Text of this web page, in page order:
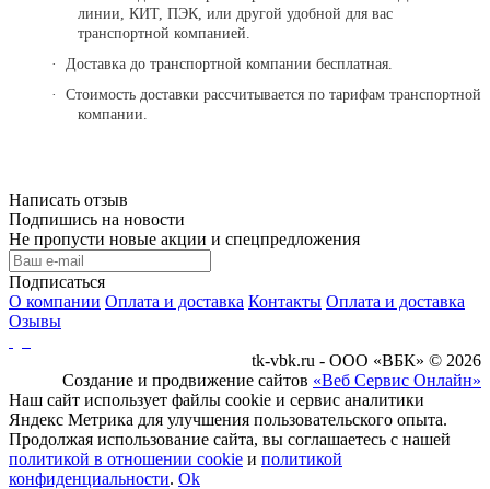
линии, КИТ, ПЭК, или другой удобной для вас
транспортной компанией.
·
Доставка до транспортной компании бесплатная.
·
Стоимость доставки рассчитывается по тарифам транспортной
компании.
Написать отзыв
Подпишись на новости
Не пропусти новые акции и спецпредложения
Подписаться
О компании Оплата и доставка Контакты Оплата и доставка
Озывы
tk-vbk.ru - ООО «ВБК» © 2026
Создание и продвижение сайтов «Веб Сервис Онлайн»
Наш сайт использует файлы cookie и сервис аналитики
Яндекс Метрика для улучшения пользовательского опыта.
Продолжая использование сайта, вы соглашаетесь с нашей
политикой в отношении cookie и политикой
конфиденциальности. Ok